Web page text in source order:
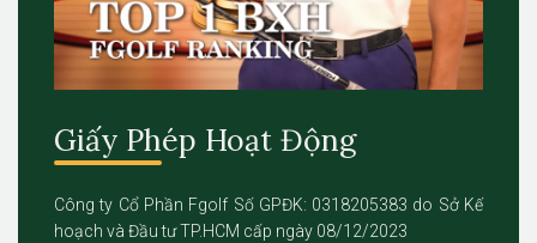
Giấy Phép Hoạt Động
Công ty Cổ Phần Fgolf Số GPĐK: 0318205383 do Sở Kế
hoạch và Đầu tư TP.HCM cấp ngày 08/12/2023